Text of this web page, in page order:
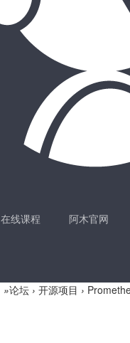
在线课程 阿木官网
»论坛 › 开源项目 ›